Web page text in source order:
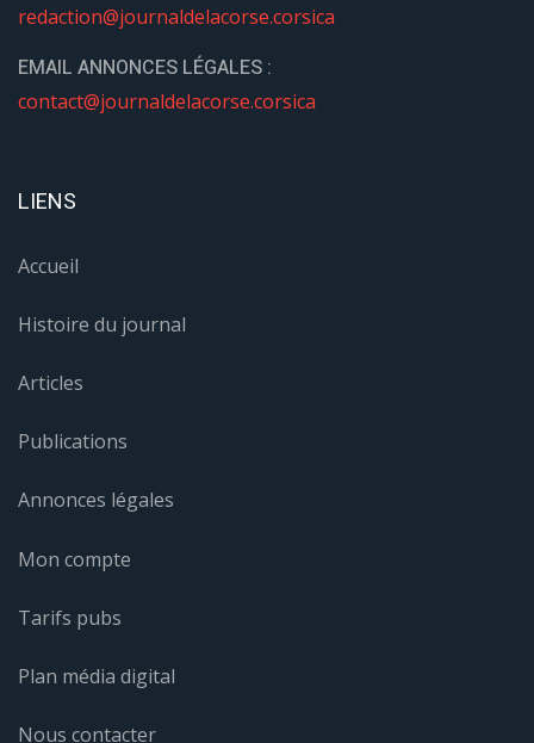
redaction@journaldelacorse.corsica
EMAIL ANNONCES LÉGALES :
contact@journaldelacorse.corsica
LIENS
Accueil
Histoire du journal
Articles
Publications
Annonces légales
Mon compte
Tarifs pubs
Plan média digital
Nous contacter